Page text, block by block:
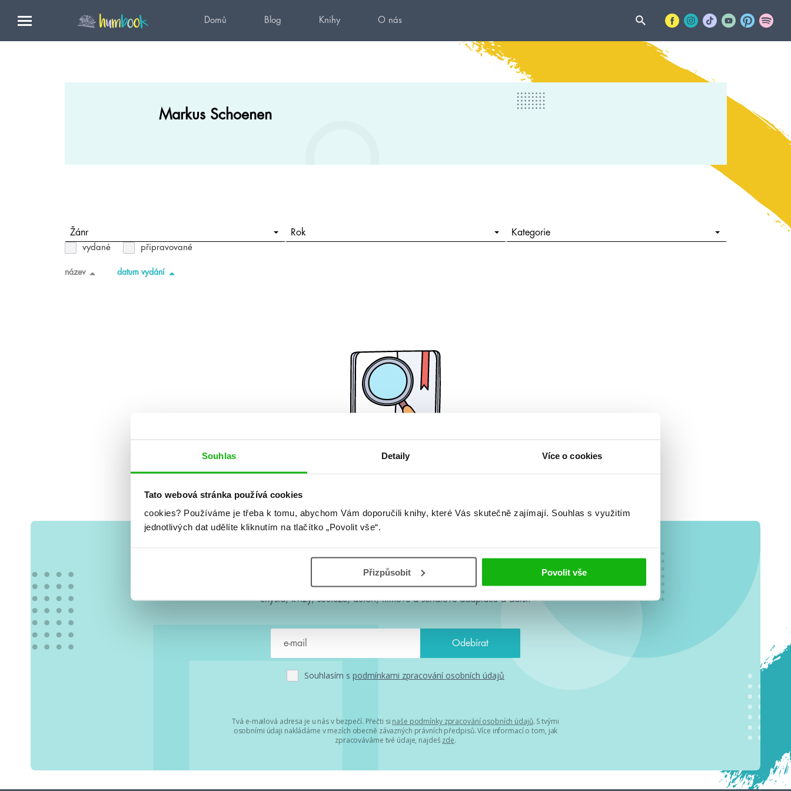
Souhlas Detaily Více o cookies
Tato webová stránka používá cookies
cookies? Používáme je třeba k tomu, abychom Vám doporučili knihy, které Vás skutečně zajímají. Souhlas s využitím
jednotlivých dat udělíte kliknutím na tlačítko „Povolit vše“.
Přizpůsobit Povolit vše
Domů Blog Knihy O nás
Markus Schoenen
Žánr Rok Kategorie
vydané připravované
název datum vydání
#HumbookNews
Vše kolem #youngadult každý měsíc rovnou do mailu! Nové knihy, co se
chystá, kvízy, soutěže, autoři, filmové a seriálové adaptace a další.
Souhlasím s podmínkami zpracování osobních údajů
Tvá e-mailová adresa je u nás v bezpečí. Přečti si naše podmínky zpracování osobních údajů. S tvými
osobními údaji nakládáme v mezích obecně závazných právních předpisů. Více informací o tom, jak
zpracováváme tvé údaje, najdeš zde.